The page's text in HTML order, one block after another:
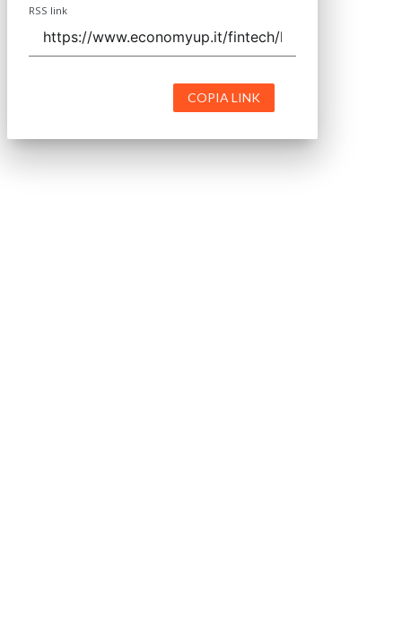
RSS link
COPIA LINK